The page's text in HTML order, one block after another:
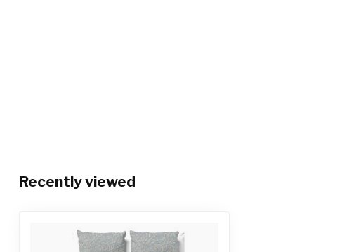
Recently viewed